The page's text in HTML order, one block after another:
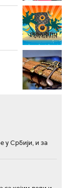
у Србији, и за